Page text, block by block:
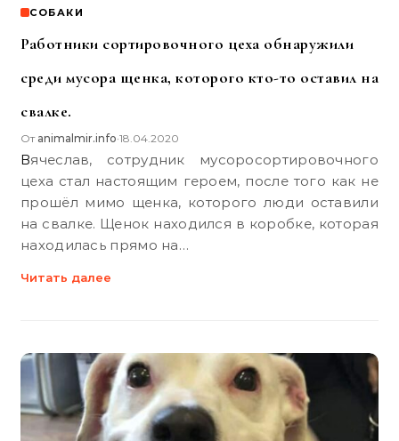
СОБАКИ
Работники сортировочного цеха обнаружили
среди мусора щенка, которого кто-то оставил на
свалке.
От animalmir.info•18.04.2020
Вячеслав, сотрудник мусоросортировочного
цеха стал настоящим героем, после того как не
прошёл мимо щенка, которого люди оставили
на свалке. Щенок находился в коробке, которая
находилась прямо на…
Читать далее